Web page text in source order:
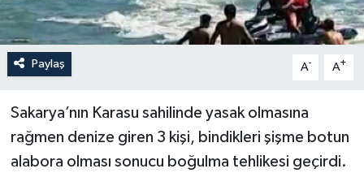
Paylaş A- A+
Sakarya’nın Karasu sahilinde yasak olmasına
rağmen denize giren 3 kişi, bindikleri şişme botun
alabora olması sonucu boğulma tehlikesi geçirdi.